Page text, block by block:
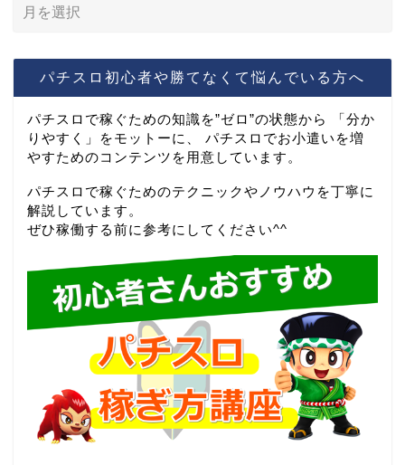
パチスロ初心者や勝てなくて悩んでいる方へ
パチスロで稼ぐための知識を”ゼロ”の状態から 「分か
りやすく」をモットーに、 パチスロでお小遣いを増
やすためのコンテンツを用意しています。
パチスロで稼ぐためのテクニックやノウハウを丁寧に
解説しています。
ぜひ稼働する前に参考にしてください^^